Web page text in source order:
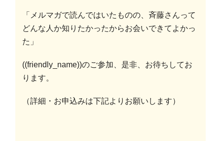
「メルマガで読んではいたものの、斉藤さんって
どんな人か知りたかったからお会いできてよかっ
た」
((friendly_name))のご参加、是非、お待ちしてお
ります。
（詳細・お申込みは下記よりお願いします）